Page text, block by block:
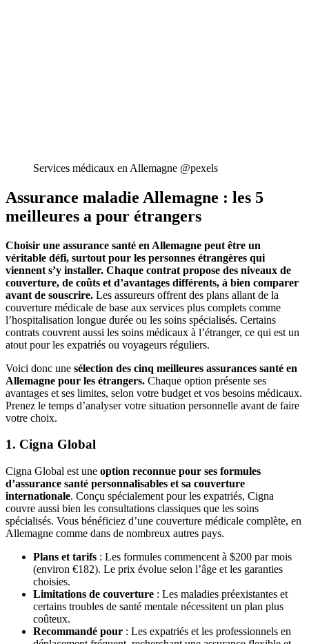
Services médicaux en Allemagne @pexels
Assurance maladie Allemagne : les 5
meilleures a pour étrangers
Choisir une assurance santé en Allemagne peut être un
véritable défi, surtout pour les personnes étrangères qui
viennent s’y installer. Chaque contrat propose des niveaux de
couverture, de coûts et d’avantages différents, à bien comparer
avant de souscrire. Les assureurs offrent des plans allant de la
couverture médicale de base aux services plus complets comme
l’hospitalisation longue durée ou les soins spécialisés. Certains
contrats couvrent aussi les soins médicaux à l’étranger, ce qui est un
atout pour les expatriés ou voyageurs réguliers.
Voici donc une sélection des cinq meilleures assurances santé en
Allemagne pour les étrangers. Chaque option présente ses
avantages et ses limites, selon votre budget et vos besoins médicaux.
Prenez le temps d’analyser votre situation personnelle avant de faire
votre choix.
1. Cigna Global
Cigna Global est une option reconnue pour ses formules
d’assurance santé personnalisables et sa couverture
internationale. Conçu spécialement pour les expatriés, Cigna
couvre aussi bien les consultations classiques que les soins
spécialisés. Vous bénéficiez d’une couverture médicale complète, en
Allemagne comme dans de nombreux autres pays.
Plans et tarifs : Les formules commencent à $200 par mois
(environ €182). Le prix évolue selon l’âge et les garanties
choisies.
Limitations de couverture : Les maladies préexistantes et
certains troubles de santé mentale nécessitent un plan plus
coûteux.
Recommandé pour : Les expatriés et les professionnels en